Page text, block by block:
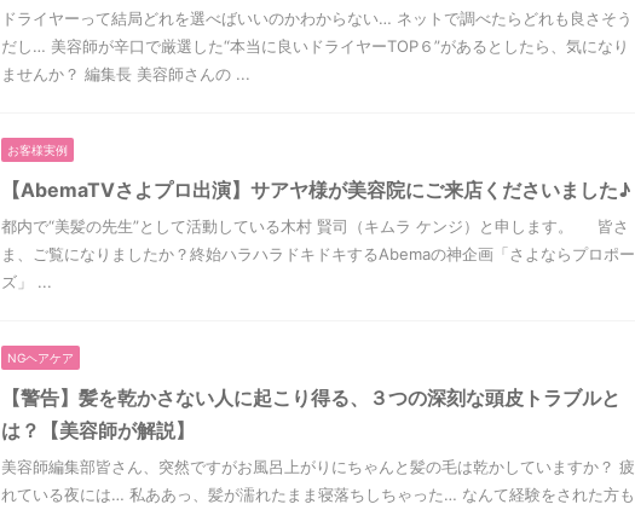
ドライヤーって結局どれを選べばいいのかわからない… ネットで調べたらどれも良さそう
だし… 美容師が辛口で厳選した“本当に良いドライヤーTOP６”があるとしたら、気になり
ませんか？ 編集長 美容師さんの ...
お客様実例
【AbemaTVさよプロ出演】サアヤ様が美容院にご来店くださいました♪
都内で“美髪の先生”として活動している木村 賢司（キムラ ケンジ）と申します。 皆さ
ま、ご覧になりましたか？終始ハラハラドキドキするAbemaの神企画「さよならプロポー
ズ」 ...
NGヘアケア
【警告】髪を乾かさない人に起こり得る、３つの深刻な頭皮トラブルと
は？【美容師が解説】
美容師編集部皆さん、突然ですがお風呂上がりにちゃんと髪の毛は乾かしていますか？ 疲
れている夜には… 私ああっ、髪が濡れたまま寝落ちしちゃった… なんて経験をされた方も